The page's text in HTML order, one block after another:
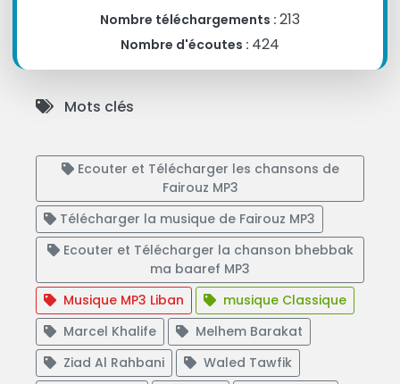
Nombre téléchargements : 213
Nombre d'écoutes : 424
Mots clés
Ecouter et Télécharger les chansons de
Fairouz MP3
Télécharger la musique de Fairouz MP3
Ecouter et Télécharger la chanson bhebbak
ma baaref MP3
Musique MP3 Liban
musique Classique
Marcel Khalife
Melhem Barakat
Ziad Al Rahbani
Waled Tawfik